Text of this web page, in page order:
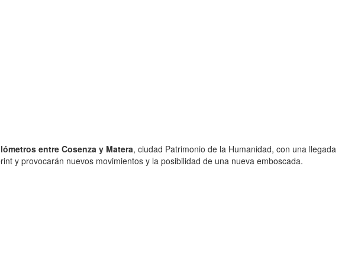
entre Cosenza y Matera, ciudad Patrimonio de la Humanidad, con una llegada
y provocarán nuevos movimientos y la posibilidad de una nueva emboscada.